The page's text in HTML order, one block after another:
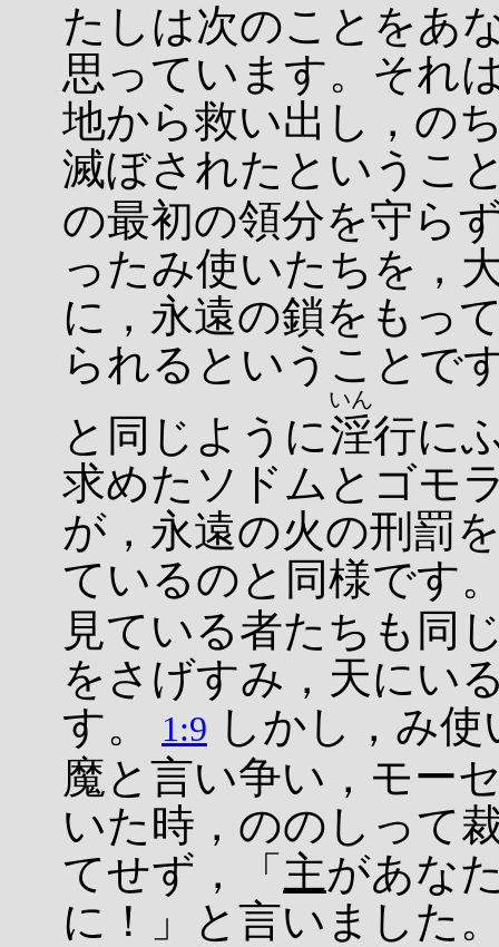
たしは次のことをあ
思っています。それ
地から救い出し，の
滅ぼされたというこ
の最初の領分を守ら
ったみ使いたちを，
に，永遠の鎖をもっ
られるということで
と同じように淫
いん
行に
求めたソドムとゴモ
が，永遠の火の刑罰
ているのと同様です
見ている者たちも同
をさげすみ，天にい
す。
1:9 しかし，み
魔と言い争い，モー
いた時，ののしって
てせず，「 主があな
に！」と言いました